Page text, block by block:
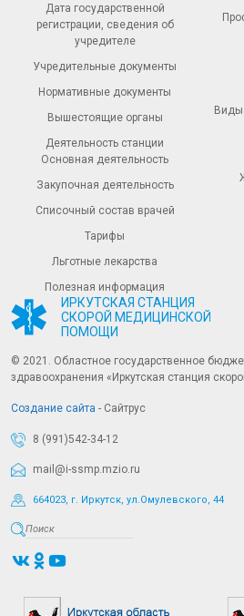
ИРКУТСКАЯ СТАНЦИЯ
СКОРОЙ МЕДИЦИНСКОЙ
ПОМОЩИ
© 2021. Областное государственное
здравоохранения «Иркутская станция
Создание сайта - Сайтрус
Дата государственной
регистрации, сведения об
учредителе
Учредительные документы
Нормативные документы
Вышестоящие органы
Деятельность станции
Основная деятельность
Закупочная деятельность
Списочный состав врачей
Тарифы
Льготные лекарства
Полезная информация
Виды
8 (991)542-34-12
mail@i-ssmp.mzio.ru
664023, г. Иркутск, ул.Омулевского, 44